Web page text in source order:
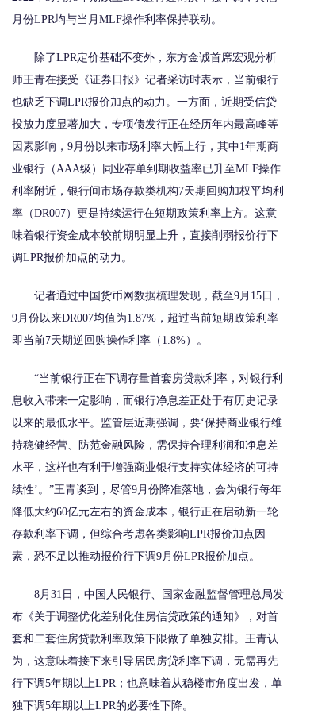
月份LPR均与当月MLF操作利率保持联动。
除了LPR定价基础不变外，东方金诚首席宏观分析
师王青在接受《证券日报》记者采访时表示，当前银行
也缺乏下调LPR报价加点的动力。一方面，近期受信贷
投放力度显著加大，专项债发行正在经历年内最高峰等
因素影响，9月份以来市场利率大幅上行，其中1年期商
业银行（AAA级）同业存单到期收益率已升至MLF操作
利率附近，银行间市场存款类机构7天期回购加权平均利
率（DR007）更是持续运行在短期政策利率上方。这意
味着银行资金成本较前期明显上升，直接削弱报价行下
调LPR报价加点的动力。
记者通过中国货币网数据梳理发现，截至9月15日，
9月份以来DR007均值为1.87%，超过当前短期政策利率
即当前7天期逆回购操作利率（1.8%）。
“当前银行正在下调存量首套房贷款利率，对银行利
息收入带来一定影响，而银行净息差正处于有历史记录
以来的最低水平。监管层近期强调，要‘保持商业银行维
持稳健经营、防范金融风险，需保持合理利润和净息差
水平，这样也有利于增强商业银行支持实体经济的可持
续性’。”王青谈到，尽管9月份降准落地，会为银行每年
降低大约60亿元左右的资金成本，银行正在启动新一轮
存款利率下调，但综合考虑各类影响LPR报价加点因
素，恐不足以推动报价行下调9月份LPR报价加点。
8月31日，中国人民银行、国家金融监督管理总局发
布《关于调整优化差别化住房信贷政策的通知》，对首
套和二套住房贷款利率政策下限做了单独安排。王青认
为，这意味着接下来引导居民房贷利率下调，无需再先
行下调5年期以上LPR；也意味着从稳楼市角度出发，单
独下调5年期以上LPR的必要性下降。